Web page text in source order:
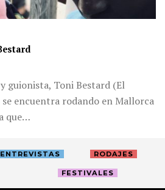
guionista, Toni Bestard (El
encuentra rodando en Mallorca
que…
ENTREVISTAS RODAJES
FESTIVALES